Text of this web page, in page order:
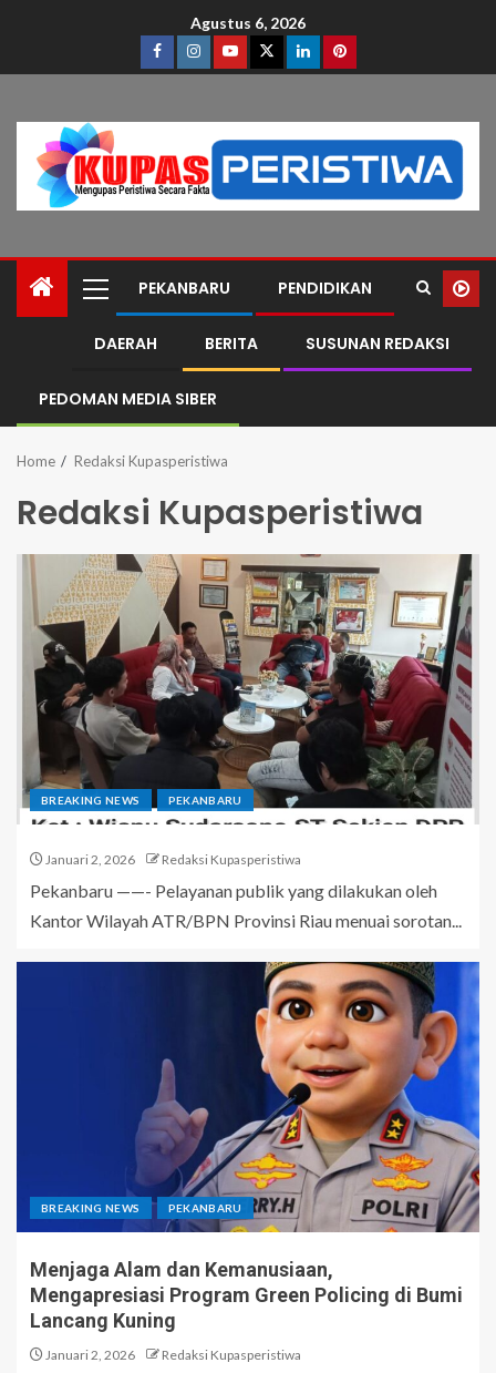
Agustus 6, 2026
PEKANBARU PENDIDIKAN
DAERAH BERITA SUSUNAN REDAKSI
PEDOMAN MEDIA SIBER
Home Redaksi Kupasperistiwa
Redaksi Kupasperistiwa
BREAKING NEWS PEKANBARU
Januari 2, 2026 Redaksi Kupasperistiwa
Pekanbaru ——- Pelayanan publik yang dilakukan oleh
Kantor Wilayah ATR/BPN Provinsi Riau menuai sorotan...
BREAKING NEWS PEKANBARU
Menjaga Alam dan Kemanusiaan,
Mengapresiasi Program Green Policing di Bumi
Lancang Kuning
Januari 2, 2026 Redaksi Kupasperistiwa